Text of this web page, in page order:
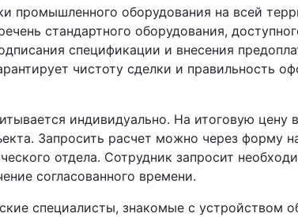
промышленного оборудования на всей
стандартного оборудования,
спецификации и внесения
чистоту сделки и правильность
индивидуально. На итоговую цену
Запросить расчет можно через форму
отдела. Сотрудник запросит
согласованного времени.
специалисты, знакомые с устройством